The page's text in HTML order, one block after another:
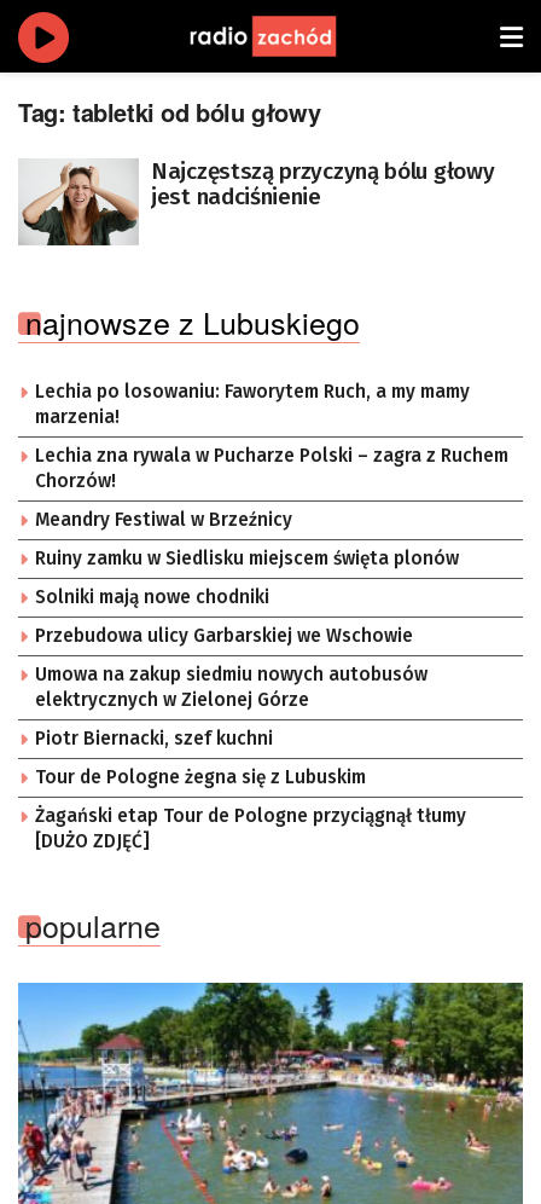
Tag: tabletki od bólu głowy
Najczęstszą przyczyną bólu głowy
jest nadciśnienie
najnowsze z Lubuskiego
Lechia po losowaniu: Faworytem Ruch, a my mamy
marzenia!
Lechia zna rywala w Pucharze Polski – zagra z Ruchem
Chorzów!
Meandry Festiwal w Brzeźnicy
Ruiny zamku w Siedlisku miejscem święta plonów
Solniki mają nowe chodniki
Przebudowa ulicy Garbarskiej we Wschowie
Umowa na zakup siedmiu nowych autobusów
elektrycznych w Zielonej Górze
Piotr Biernacki, szef kuchni
Tour de Pologne żegna się z Lubuskim
Żagański etap Tour de Pologne przyciągnął tłumy
[DUŻO ZDJĘĆ]
popularne